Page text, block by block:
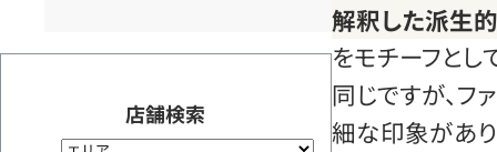
店舗検索
解釈した派生
をモチーフとし
同じですが、フ
細な印象があり